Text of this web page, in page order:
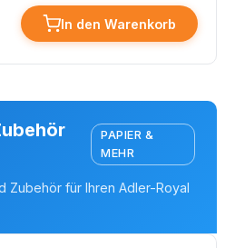
In den Warenkorb
PAPIER &
MEHR
Zubehör für Ihren Adler-Royal